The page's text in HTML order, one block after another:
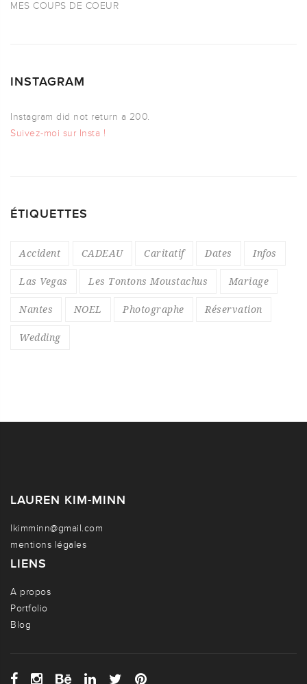
MES COUPS DE COEUR
INSTAGRAM
Instagram did not return a 200.
Suivez-moi sur Insta !
ÉTIQUETTES
Accident CADEAU Caritatif Dates Infos
Las Vegas Les Tontons Moustachus Mariage
Nantes NOEL Photographe Réservation
Wedding
LAUREN KIM-MINN
lkimminn@gmail.com
mentions légales
LIENS
A propos
Portfolio
Blog